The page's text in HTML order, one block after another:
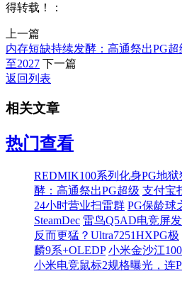
得转载！：
上一篇
内存短缺持续发酵：高通祭出PG
至2027 下一篇
返回列表
相关文章
热门查看
REDMIK100系列化身PG地狱
酵：高通祭出PG超级 支付宝
24小时营业扫雷群 PG保龄球
SteamDec 雷鸟Q5AD电竞屏
反而更猛？Ultra7251HXPG极
麟9系+OLEDP 小米金沙江
小米电竞鼠标2规格曝光，连